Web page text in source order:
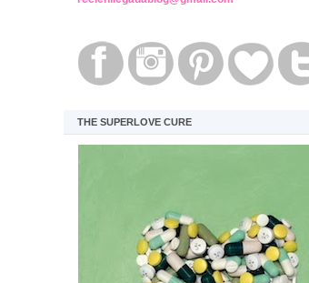
THE SUPERLOVE CURE